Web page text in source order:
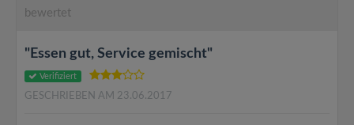
bewertet
"Essen gut, Service gemischt"
Verifiziert
GESCHRIEBEN AM 23.06.2017